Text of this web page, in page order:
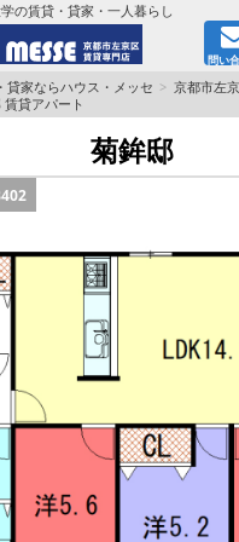
の賃貸・貸家・一人暮らし
問い
芸術大学生さんに
さまへ
マンション？賃家？
件特集
賃貸！
貸家ならハウス・メッセ 京都市左
賃貸アパート
菊鉾邸